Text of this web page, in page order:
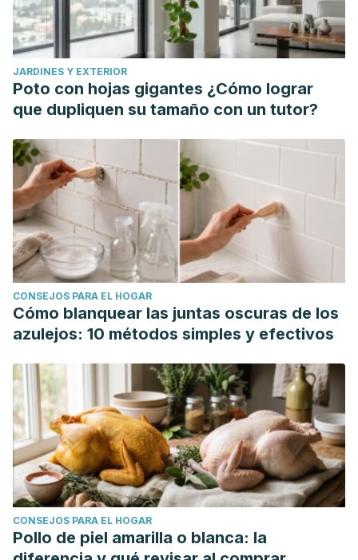
JARDINES Y EXTERIOR
Poto con hojas gigantes ¿Cómo lograr
que dupliquen su tamaño con un tutor?
CONSEJOS PARA EL HOGAR
Cómo blanquear las juntas oscuras de los
azulejos: 10 métodos simples y efectivos
CONSEJOS PARA EL HOGAR
Pollo de piel amarilla o blanca: la